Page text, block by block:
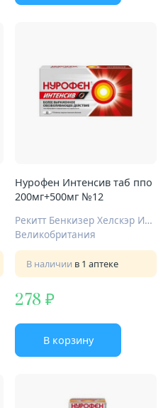
Нурофен Интенсив таб ппо
200мг+500мг №12
Рекитт Бенкизер Хелскэр Интернешнл Лтд
Великобритания
В наличии в 1 аптеке
278
В корзину